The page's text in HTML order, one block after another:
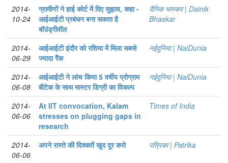
2014-
10-24
ग्रामीणों ने हाई कोर्ट में दिए सुझाव, कहा -
आईआईटी प्रबंधन बना सकता है
बॉउंड्रीवॉल
दैनिक भास्कर | Dainik
Bhaskar
2014-
06-29
आईआईटी इंदौर को रशिया में मिला सबसे
ज्यादा रैंक
नईदुनिया | NaiDunia
2014-
06-08
आईआईटी ने लांच किया 5 वर्षीय प्रोग्राम
बीटेक के साथ मास्टर डिग्री का विकल्प
नईदुनिया | NaiDunia
2014-
06-06
At IIT convocation, Kalam
stresses on plugging gaps in
research
Times of India
2014-
06-06
अपने रास्ते की दिक्कतें खुद दूर करो पत्रिका | Patrika